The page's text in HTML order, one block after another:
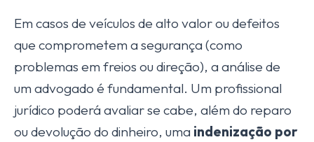
Em casos de veículos de alto valor ou defeitos
que comprometem a segurança (como
problemas em freios ou direção), a análise de
um advogado é fundamental. Um profissional
jurídico poderá avaliar se cabe, além do reparo
ou devolução do dinheiro, uma indenização por